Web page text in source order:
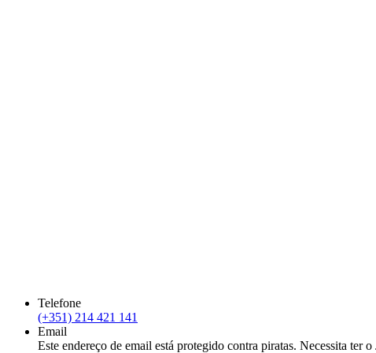
Telefone
(+351) 214 421 141
Email
Este endereço de email está protegido contra piratas. Necessita ter